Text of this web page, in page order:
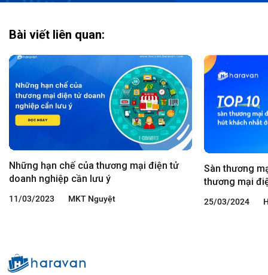
Bài viết liên quan:
Những hạn chế của thương mại điện tử
doanh nghiệp cần lưu ý
11/03/2023 MKT Nguyệt
Sàn thương
thương mại
25/03/2024